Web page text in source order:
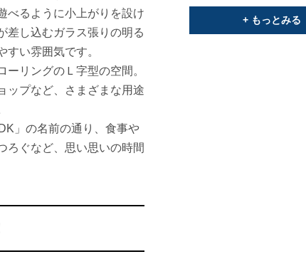
べるように小上がりを設け
差し込むガラス張りの明る
すい雰囲気です。
ーリングのＬ字型の空間。
ップなど、さまざまな用途
」の名前の通り、食事や
ろぐなど、思い思いの時間
+ もっとみる